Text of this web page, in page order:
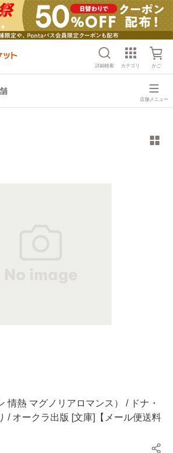
詳細検索 カテゴリ かご
店舗メニュー
情熱 マグノリアロマンス） / ドナ・
/ オークラ出版 [文庫]【メール便送料